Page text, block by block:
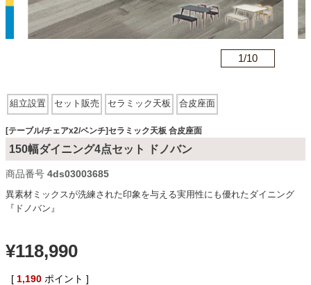
ソファ
ダイニングテーブル・セット
椅子・チェア
食器棚・キッチン収納
1/10
組立設置 セット販売 セラミック天板 合皮座面
[テーブル/チェアx2/ベンチ]セラミック天板 合皮座面
150幅ダイニング4点セット ドノバン
商品番号 4ds03003685
異素材ミックスが洗練された印象を与える実用性にも優れたダイニング
『ドノバン』
¥118,990
[ 1,190 ポイント ]